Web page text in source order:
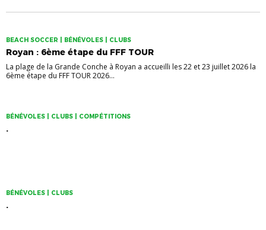
BEACH SOCCER | BÉNÉVOLES | CLUBS
Royan : 6ème étape du FFF TOUR
La plage de la Grande Conche à Royan a accueilli les 22 et 23 juillet 2026 la
6ème étape du FFF TOUR 2026...
BÉNÉVOLES | CLUBS | COMPÉTITIONS
.
BÉNÉVOLES | CLUBS
.